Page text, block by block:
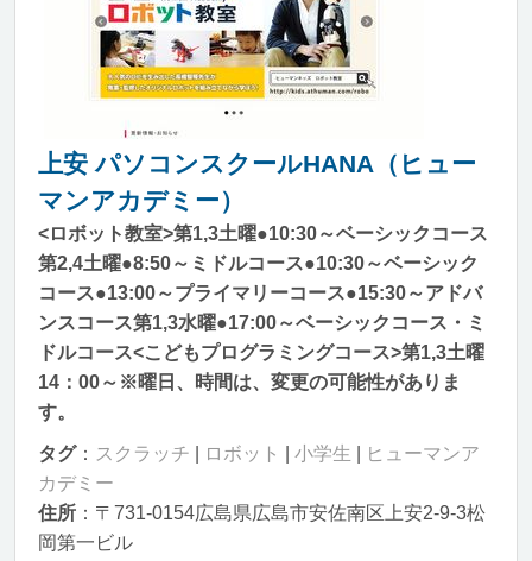
上安 パソコンスクールHANA（ヒュー
マンアカデミー）
<ロボット教室>第1,3土曜●10:30～ベーシックコース
第2,4土曜●8:50～ミドルコース●10:30～ベーシック
コース●13:00～プライマリーコース●15:30～アドバ
ンスコース第1,3水曜●17:00～ベーシックコース・ミ
ドルコース<こどもプログラミングコース>第1,3土曜
14：00～※曜日、時間は、変更の可能性がありま
す。
タグ： スクラッチ ロボット 小学生
ヒューマンア
カデミー
住所 ：〒731-0154広島県広島市安佐南区上安2-9-3松
岡第一ビル